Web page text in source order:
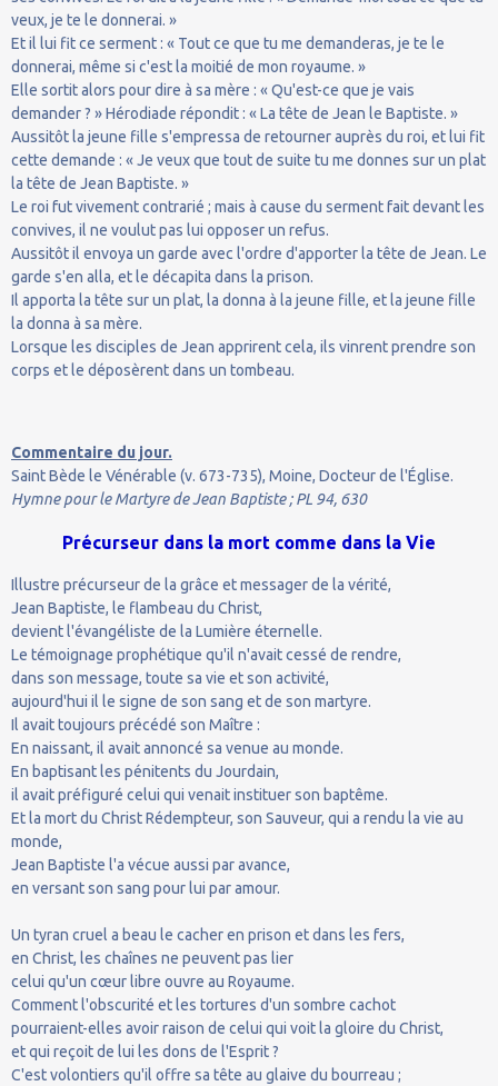
veux, je te le donnerai. »
Et il lui fit ce serment : « Tout ce que tu me demanderas, je te le
donnerai, même si c'est la moitié de mon royaume. »
Elle sortit alors pour dire à sa mère : « Qu'est-ce que je vais
demander ? » Hérodiade répondit : « La tête de Jean le Baptiste. »
Aussitôt la jeune fille s'empressa de retourner auprès du roi, et lui fit
cette demande : « Je veux que tout de suite tu me donnes sur un plat
la tête de Jean Baptiste. »
Le roi fut vivement contrarié ; mais à cause du serment fait devant les
convives, il ne voulut pas lui opposer un refus.
Aussitôt il envoya un garde avec l'ordre d'apporter la tête de Jean. Le
garde s'en alla, et le décapita dans la prison.
Il apporta la tête sur un plat, la donna à la jeune fille, et la jeune fille
la donna à sa mère.
Lorsque les disciples de Jean apprirent cela, ils vinrent prendre son
corps et le déposèrent dans un tombeau.
Commentaire du jour.
Saint Bède le Vénérable (v. 673-735), Moine, Docteur de l'Église.
Hymne pour le Martyre de Jean Baptiste ; PL 94, 630
Précurseur dans la mort comme dans la Vie
Illustre précurseur de la grâce et messager de la vérité,
Jean Baptiste, le flambeau du Christ,
devient l'évangéliste de la Lumière éternelle.
Le témoignage prophétique qu'il n'avait cessé de rendre,
dans son message, toute sa vie et son activité,
aujourd'hui il le signe de son sang et de son martyre.
Il avait toujours précédé son Maître :
En naissant, il avait annoncé sa venue au monde.
En baptisant les pénitents du Jourdain,
il avait préfiguré celui qui venait instituer son baptême.
Et la mort du Christ Rédempteur, son Sauveur, qui a rendu la vie au
monde,
Jean Baptiste l'a vécue aussi par avance,
en versant son sang pour lui par amour.
Un tyran cruel a beau le cacher en prison et dans les fers,
en Christ, les chaînes ne peuvent pas lier
celui qu'un cœur libre ouvre au Royaume.
Comment l'obscurité et les tortures d'un sombre cachot
pourraient-elles avoir raison de celui qui voit la gloire du Christ,
et qui reçoit de lui les dons de l'Esprit ?
C'est volontiers qu'il offre sa tête au glaive du bourreau ;